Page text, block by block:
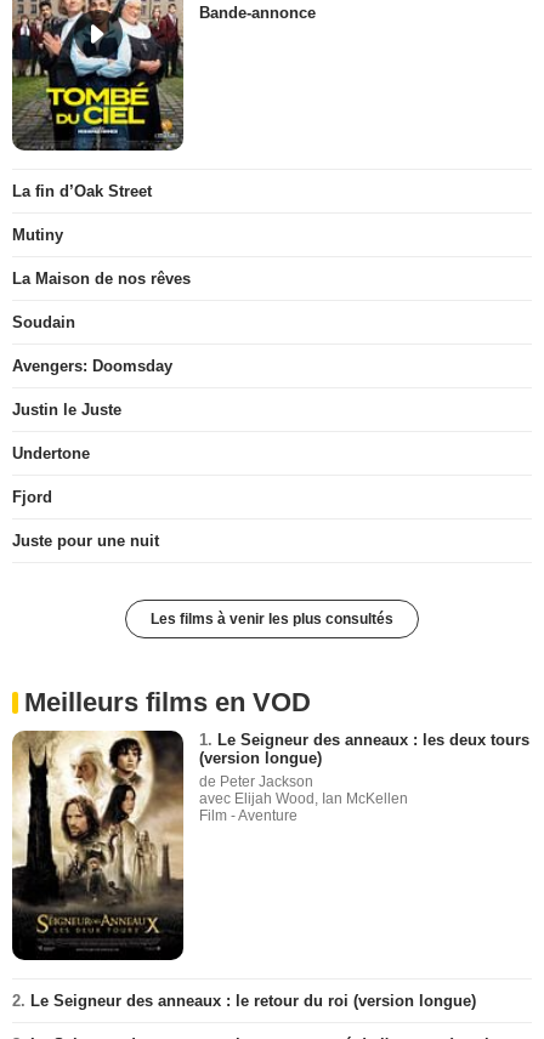
Bande-annonce
La fin d’Oak Street
Mutiny
La Maison de nos rêves
Soudain
Avengers: Doomsday
Justin le Juste
Undertone
Fjord
Juste pour une nuit
Les films à venir les plus consultés
Meilleurs films en VOD
1. Le Seigneur des anneaux : les deux tours
(version longue)
de Peter Jackson
avec Elijah Wood, Ian McKellen
Film - Aventure
2. Le Seigneur des anneaux : le retour du roi (version longue)